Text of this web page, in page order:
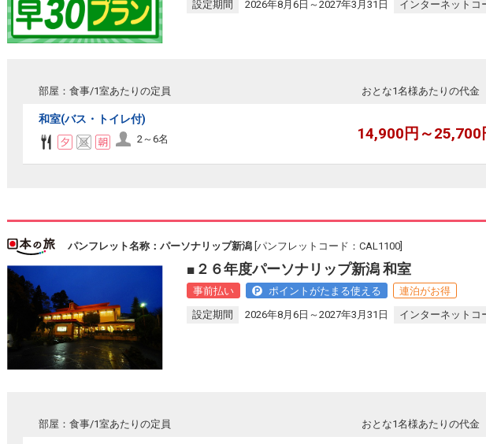
設定期間
2026年8月6日～2027年3月31日 インターネットコ
部屋：食事/1室あたりの定員 おとな1名様あたりの代金
和室(バス・トイレ付)
2～6名 14,900円～25,700
パンフレット名称：パーソナリップ新潟 [パンフレットコード：CAL1100]
■２６年度パーソナリップ新潟 和室
事前払い ポイントがたまる使える
連泊がお得
設定期間
2026年8月6日～2027年3月31日 インターネットコ
部屋：食事/1室あたりの定員 おとな1名様あたりの代金